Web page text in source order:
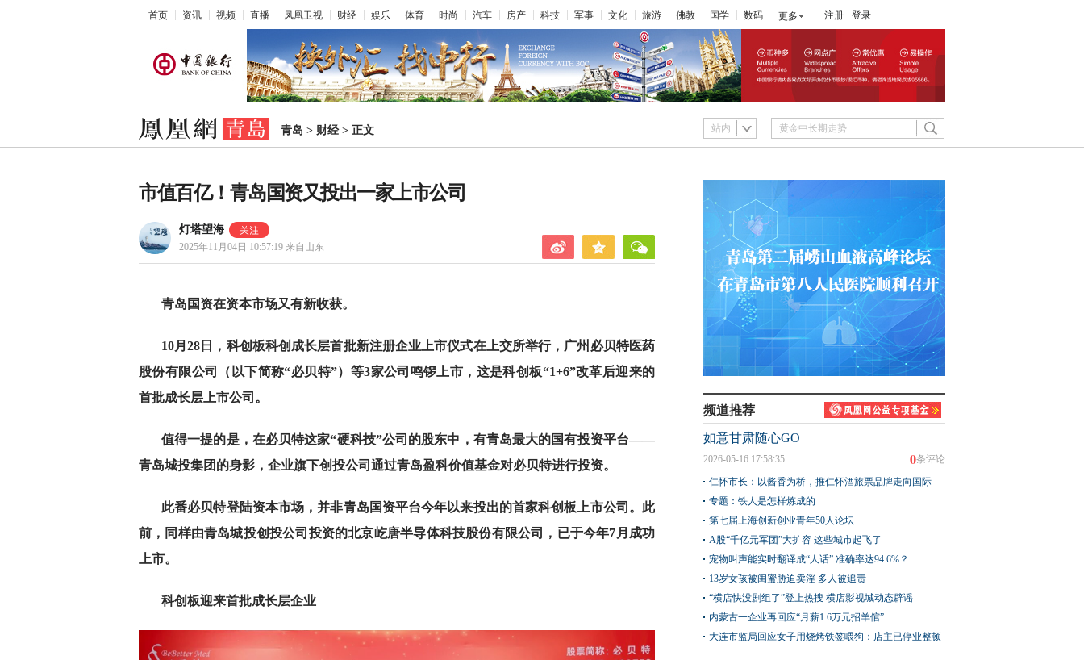
首页 资讯 视频 直播 凤凰卫视 财经 娱乐 体育 时尚 汽车 房产 科技 军事 文化 旅游 佛教 国学 数码 更多 注册 登录
青岛 > 财经> 正文 站内
市值百亿！青岛国资又投出一家上市公司
灯塔望海
2025年11月04日 10:57:19 来自山东
青岛国资在资本市场又有新收获。
10月28日，科创板科创成长层首批新注册企业上市仪式在上交所举行，广州必贝特医药
股份有限公司（以下简称“必贝特”）等3家公司鸣锣上市，这是科创板“1+6”改革后迎来的
首批成长层上市公司。
值得一提的是，在必贝特这家“硬科技”公司的股东中，有青岛最大的国有投资平台——
青岛城投集团的身影，企业旗下创投公司通过青岛盈科价值基金对必贝特进行投资。
此番必贝特登陆资本市场，并非青岛国资平台今年以来投出的首家科创板上市公司。此
前，同样由青岛城投创投公司投资的北京屹唐半导体科技股份有限公司，已于今年7月成功
上市。
科创板迎来首批成长层企业
频道推荐
如意甘肃随心GO
0条评论
2026-05-16 17:58:35
仁怀市长：以酱香为桥，推仁怀酒旅票品牌走向国际
专题：铁人是怎样炼成的
第七届上海创新创业青年50人论坛
A股“千亿元军团”大扩容 这些城市起飞了
宠物叫声能实时翻译成“人话” 准确率达94.6%？
13岁女孩被闺蜜胁迫卖淫 多人被追责
“横店快没剧组了”登上热搜 横店影视城动态辟谣
内蒙古一企业再回应“月薪1.6万元招羊倌”
大连市监局回应女子用烧烤铁签喂狗：店主已停业整顿